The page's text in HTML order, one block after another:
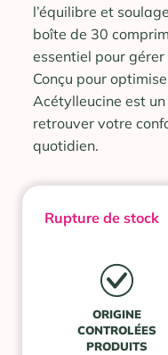
l’équilibre et
boîte de 30
essentiel pour
Conçu pour
Acétylleucine est
retrouver votre
quotidien.
Rupture de stock
ORIGINE
CONTROLÉES
PRODUITS